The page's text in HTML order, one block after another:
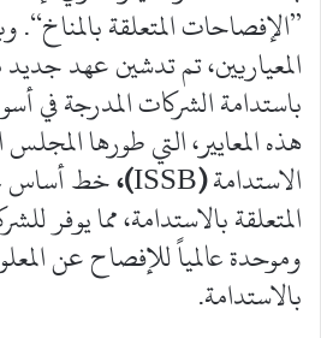
”الإفصاحات المتعلقة
المعياريين، تم تدشين عهد
باستدامة الشركات المدرجة في
هذه المعايير، التي طورها المجلس
الاستدامة(
ISSB)،خط أساس
المتعلقة بالاستدامة، مما يوفر
وموحدة عالمياً للإفصاح عن
بالاستدامة.